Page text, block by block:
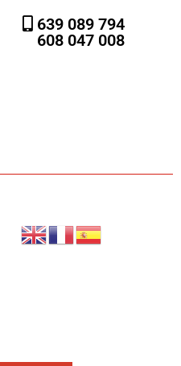
639 089 794
608 047 008